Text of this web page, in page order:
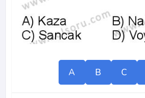
A B C